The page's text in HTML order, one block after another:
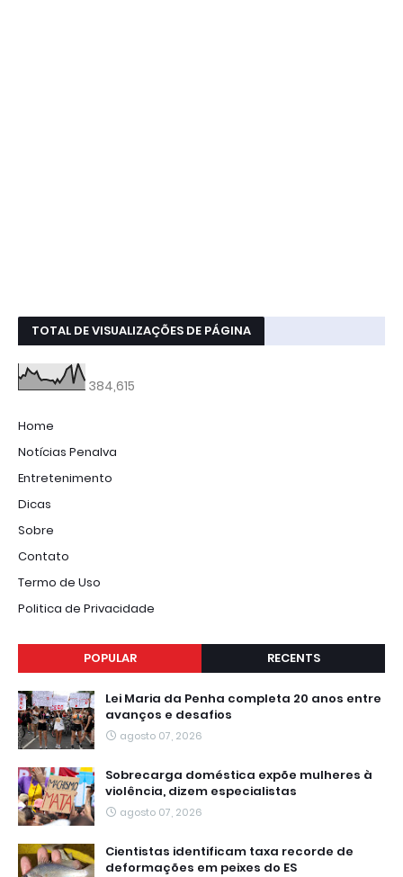
TOTAL DE VISUALIZAÇÕES DE PÁGINA
384,615
Home
Notícias Penalva
Entretenimento
Dicas
Sobre
Contato
Termo de Uso
Politica de Privacidade
POPULAR RECENTS
Lei Maria da Penha completa 20 anos entre
avanços e desafios
agosto 07, 2026
Sobrecarga doméstica expõe mulheres à
violência, dizem especialistas
agosto 07, 2026
Cientistas identificam taxa recorde de
deformações em peixes do ES